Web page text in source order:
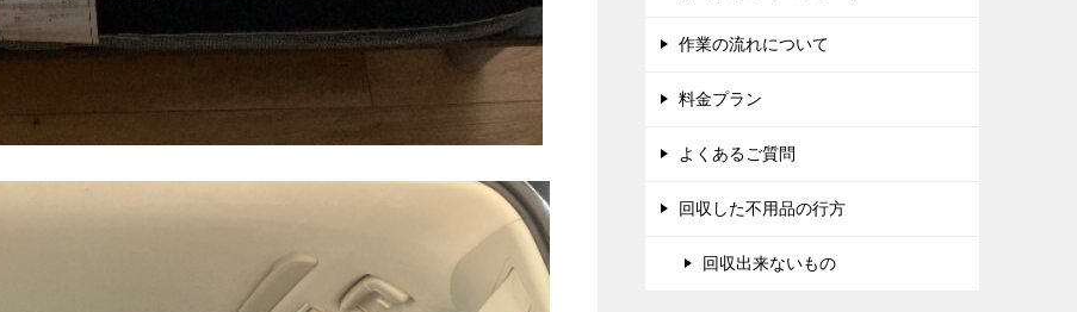
作業の流れについて
料金プラン
よくあるご質問
回収した不用品の行方
回収出来ないもの